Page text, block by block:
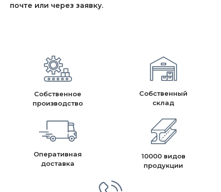
почте или через заявку.
Собственное
производство
Собственный
склад
Оперативная
доставка
10000 видов
продукции